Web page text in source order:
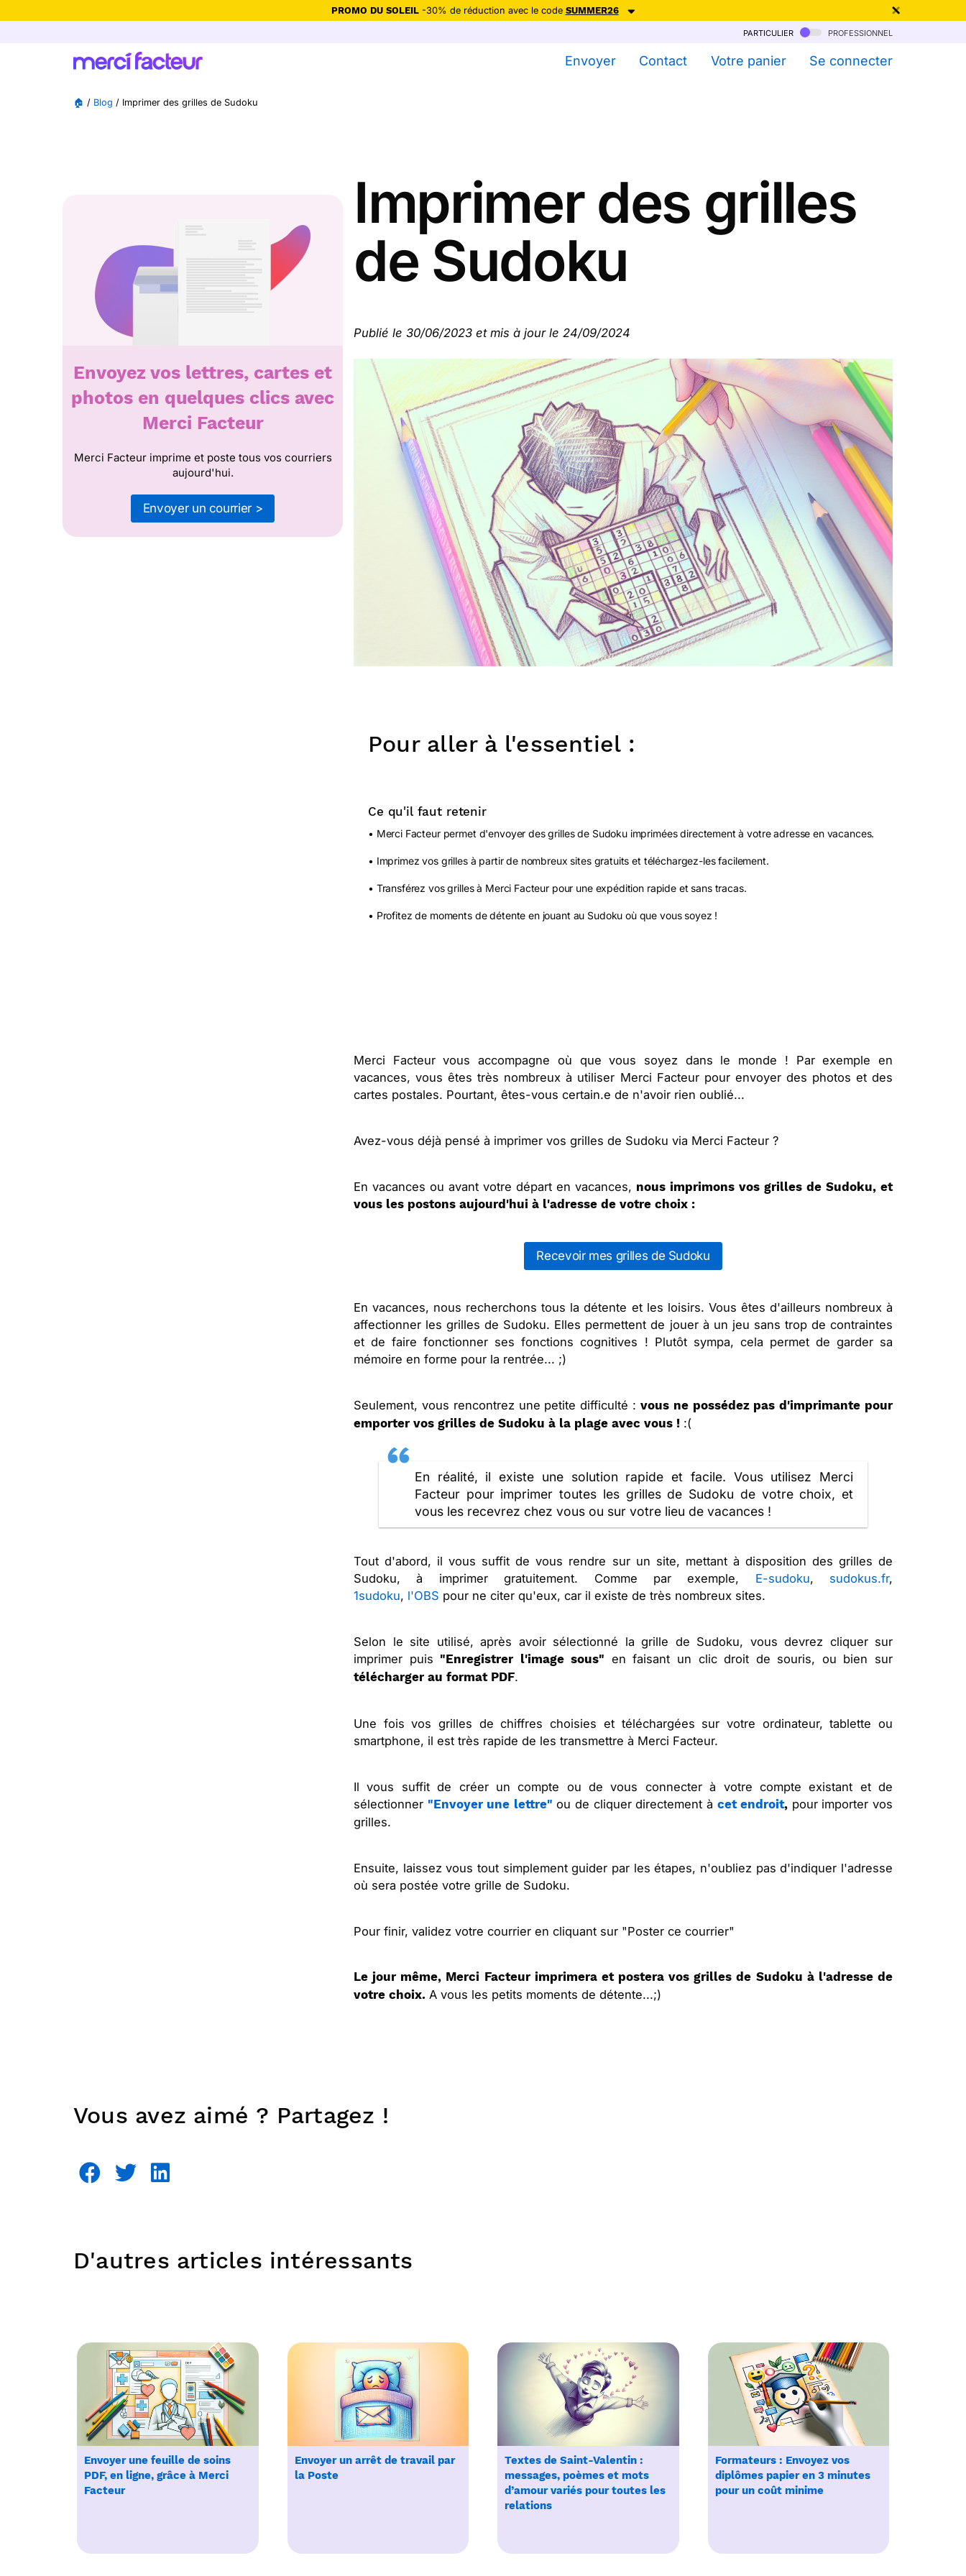
PROMO DU SOLEIL-30% de réduction avec le code SUMMER26
particulier professionnel
Envoyer Contact Votre panier Se connecter
🏠 / Blog / Imprimer des grilles de Sudoku
Envoyez vos lettres, cartes et
photos en quelques clics avec
Merci Facteur
Merci Facteur imprime et poste tous vos courriers
aujourd'hui.
Envoyer un courrier >
Imprimer des grilles
de Sudoku
Publié le 30/06/2023 et mis à jour le 24/09/2024
Pour aller à l'essentiel :
Ce qu'il faut retenir
• Merci Facteur permet d'envoyer des grilles de Sudoku imprimées directement à votre adresse en vacances.
• Imprimez vos grilles à partir de nombreux sites gratuits et téléchargez-les facilement.
• Transférez vos grilles à Merci Facteur pour une expédition rapide et sans tracas.
• Profitez de moments de détente en jouant au Sudoku où que vous soyez !
Merci Facteur vous accompagne où que vous soyez dans le monde ! Par exemple en
vacances, vous êtes très nombreux à utiliser Merci Facteur pour envoyer des photos et des
cartes postales. Pourtant, êtes-vous certain.e de n'avoir rien oublié...
Avez-vous déjà pensé à imprimer vos grilles de Sudoku via Merci Facteur ?
En vacances ou avant votre départ en vacances, nous imprimons vos grilles de Sudoku, et
vous les postons aujourd'hui à l'adresse de votre choix :
Recevoir mes grilles de Sudoku
En vacances, nous recherchons tous la détente et les loisirs. Vous êtes d'ailleurs nombreux à
affectionner les grilles de Sudoku. Elles permettent de jouer à un jeu sans trop de contraintes
et de faire fonctionner ses fonctions cognitives ! Plutôt sympa, cela permet de garder sa
mémoire en forme pour la rentrée... ;)
Seulement, vous rencontrez une petite difficulté : vous ne possédez pas d'imprimante pour
emporter vos grilles de Sudoku à la plage avec vous ! :(
En réalité, il existe une solution rapide et facile. Vous utilisez Merci
Facteur pour imprimer toutes les grilles de Sudoku de votre choix, et
vous les recevrez chez vous ou sur votre lieu de vacances !
Tout d'abord, il vous suffit de vous rendre sur un site, mettant à disposition des grilles de
Sudoku, à imprimer gratuitement. Comme par exemple, E-sudoku, sudokus.fr,
1sudoku, l'OBS pour ne citer qu'eux, car il existe de très nombreux sites.
Selon le site utilisé, après avoir sélectionné la grille de Sudoku, vous devrez cliquer sur
imprimer puis "Enregistrer l'image sous" en faisant un clic droit de souris, ou bien sur
télécharger au format PDF.
Une fois vos grilles de chiffres choisies et téléchargées sur votre ordinateur, tablette ou
smartphone, il est très rapide de les transmettre à Merci Facteur.
Il vous suffit de créer un compte ou de vous connecter à votre compte existant et de
sélectionner "Envoyer une lettre" ou de cliquer directement à cet endroit, pour importer vos
grilles.
Ensuite, laissez vous tout simplement guider par les étapes, n'oubliez pas d'indiquer l'adresse
où sera postée votre grille de Sudoku.
Pour finir, validez votre courrier en cliquant sur "Poster ce courrier"
Le jour même, Merci Facteur imprimera et postera vos grilles de Sudoku à l'adresse de
votre choix. A vous les petits moments de détente...;)
Vous avez aimé ? Partagez !
D'autres articles intéressants
Envoyer une feuille de soins
PDF, en ligne, grâce à Merci
Facteur
Envoyer un arrêt de travail par
la Poste
Textes de Saint-Valentin :
messages, poèmes et mots
d’amour variés pour toutes les
relations
Formateurs : Envoyez vos
diplômes papier en 3 minutes
pour un coût minime